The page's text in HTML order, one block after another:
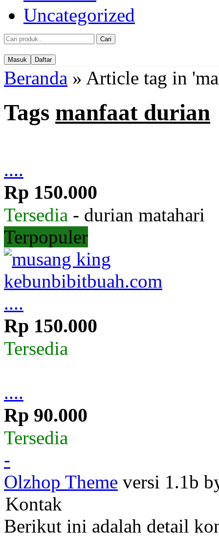
Uncategorized
Cari
Masuk Daftar
Beranda » Article tag in
Tags manfaat durian
....
Rp 150.000
Tersedia - durian matahari
Terpopuler
....
Rp 150.000
Tersedia
....
Rp 90.000
Tersedia
-
Olzhop Theme versi 1.1b
Kontak
Berikut ini adalah detail